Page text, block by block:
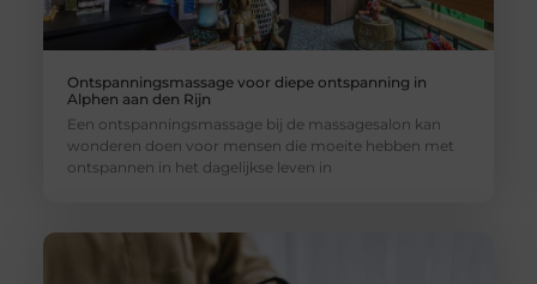
Ontspanningsmassage voor diepe ontspanning in
Alphen aan den Rijn
Een ontspanningsmassage bij de massagesalon kan
wonderen doen voor mensen die moeite hebben met
ontspannen in het dagelijkse leven in